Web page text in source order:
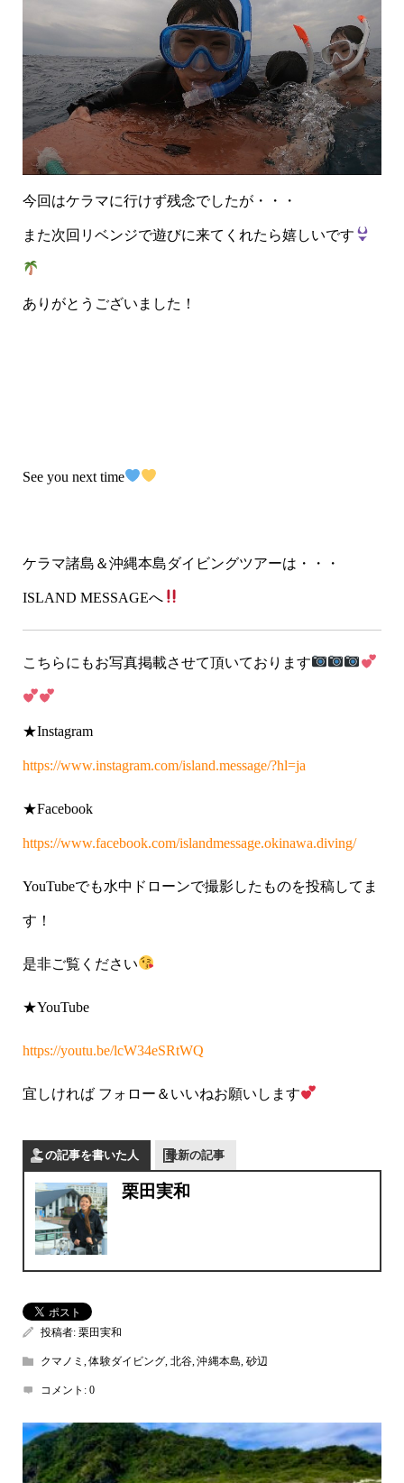
今回はケラマに行けず残念でしたが・・・
また次回リベンジで遊びに来てくれたら嬉しいです
ありがとうございました！
See you next time
ケラマ諸島＆沖縄本島ダイビングツアーは・・・
ISLAND MESSAGEへ
こちらにもお写真掲載させて頂いております
★Instagram
https://www.instagram.com/island.message/?hl=ja
★Facebook
https://www.facebook.com/islandmessage.okinawa.diving/
YouTubeでも水中ドローンで撮影したものを投稿してま
す！
是非ご覧ください
★YouTube
https://youtu.be/lcW34eSRtWQ
宜しければ フォロー＆いいねお願いします
この記事を書いた人 最新の記事
栗田実和
投稿者: 栗田実和
クマノミ ,体験ダイビング, 北谷,沖縄本島, 砂辺
コメント: 0